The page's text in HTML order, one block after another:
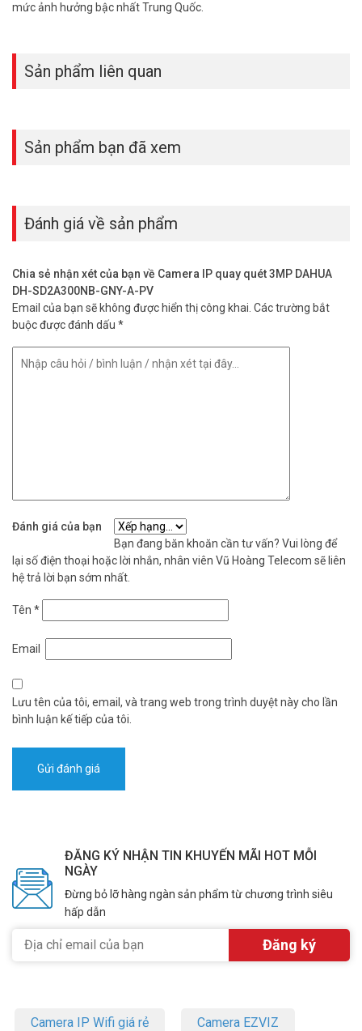
mức ảnh hưởng bậc nhất Trung Quốc.
Sản phẩm liên quan
Sản phẩm bạn đã xem
Đánh giá về sản phẩm
Chia sẻ nhận xét của bạn về Camera IP quay quét 3MP DAHUA
DH-SD2A300NB-GNY-A-PV
Email của bạn sẽ không được hiển thị công khai. Các trường bắt
buộc được đánh dấu *
Đánh giá của bạn
Bạn đang băn khoăn cần tư vấn? Vui lòng để
lại số điện thoại hoặc lời nhắn, nhân viên Vũ Hoàng Telecom sẽ liên
hệ trả lời bạn sớm nhất.
Tên *
Email
Lưu tên của tôi, email, và trang web trong trình duyệt này cho lần
bình luận kế tiếp của tôi.
ĐĂNG KÝ NHẬN TIN KHUYẾN MÃI HOT MỖI
NGÀY
Đừng bỏ lỡ hàng ngàn sản phẩm từ chương trình siêu
hấp dẫn
Camera IP Wifi giá rẻ Camera EZVIZ